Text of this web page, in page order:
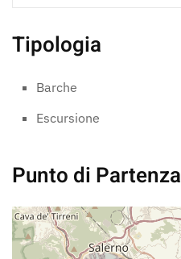
Tipologia
Barche
Escursione
Punto di Partenza